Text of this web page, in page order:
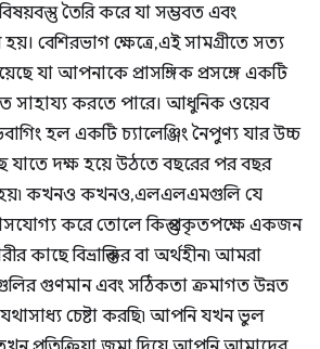
তৈরি করে যা সম্ভবত এবং
বেশিরভাগ ক্ষেত্রে, এই সামগ্রীতে সত্য
যা আপনাকে প্রাসঙ্গিক প্রসঙ্গে একটি
সাহায্য করতে পারে। আধুনিক ওয়েব
হল একটি চ্যালেঞ্জিং নৈপুণ্য যার উচ্চ
যাতে দক্ষ হয়ে উঠতে বছরের পর বছর
হয়৷ কখনও কখনও, এলএলএমগুলি যে
করে তোলে কিন্তু প্রকৃতপক্ষে একজন
কাছে বিভ্রান্তিকর বা অর্থহীন৷ আমরা
গুণমান এবং সঠিকতা ক্রমাগত উন্নত
চেষ্টা করছি৷ আপনি যখন ভুল